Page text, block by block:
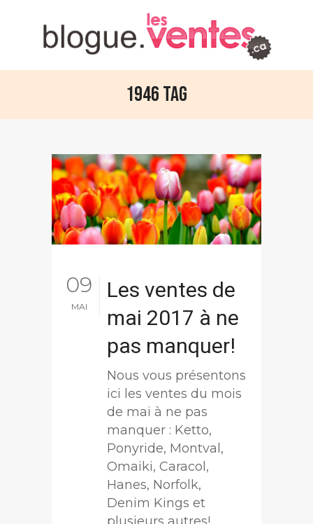
1946 Tag
09
MAI
Les ventes de
mai 2017 à ne
pas manquer!
Nous vous présentons
ici les ventes du mois
de mai à ne pas
manquer : Ketto,
Ponyride, Montval,
Omaiki, Caracol,
Hanes, Norfolk,
Denim Kings et
plusieurs autres!